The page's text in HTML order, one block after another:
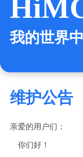
我的世界
维护公告
亲爱的用户们：
你们好！